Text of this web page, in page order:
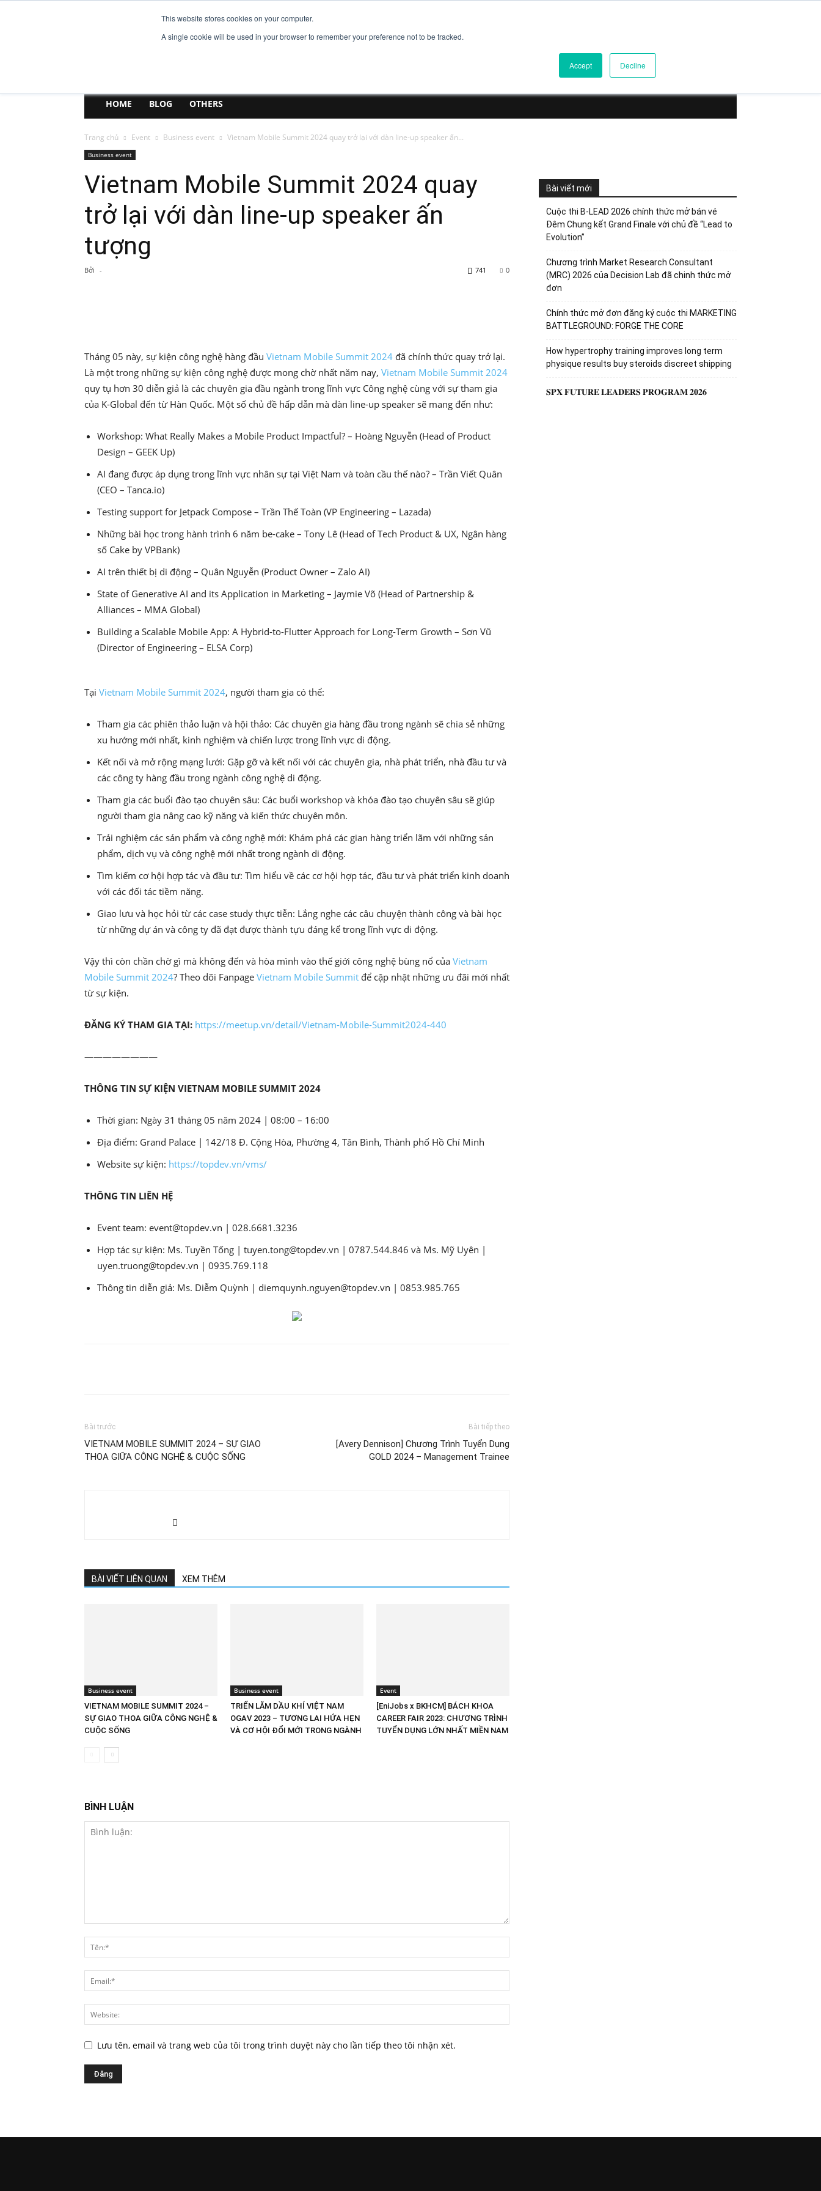
This website stores cookies on your computer.
A single cookie will be used in your browser to remember your preference not to be tracked.
Accept Decline
HOME BLOG OTHERS
Trang chủ Event Business event Vietnam Mobile Summit 2024 quay trở lại với dàn line-up speaker ấn...
Business event
Vietnam Mobile Summit 2024 quay
trở lại với dàn line-up speaker ấn
tượng
Bởi - 0
741
Tháng 05 này, sự kiện công nghệ hàng đầu Vietnam Mobile Summit 2024 đã chính thức quay trở lại.
Là một trong những sự kiện công nghệ được mong chờ nhất năm nay, Vietnam Mobile Summit 2024
quy tụ hơn 30 diễn giả là các chuyên gia đầu ngành trong lĩnh vực Công nghệ cùng với sự tham gia
của K-Global đến từ Hàn Quốc. Một số chủ đề hấp dẫn mà dàn line-up speaker sẽ mang đến như:
Workshop: What Really Makes a Mobile Product Impactful? – Hoàng Nguyễn (Head of Product
Design – GEEK Up)
AI đang được áp dụng trong lĩnh vực nhân sự tại Việt Nam và toàn cầu thế nào? – Trần Viết Quân
(CEO – Tanca.io)
Testing support for Jetpack Compose – Trần Thế Toàn (VP Engineering – Lazada)
Những bài học trong hành trình 6 năm be-cake – Tony Lê (Head of Tech Product & UX, Ngân hàng
số Cake by VPBank)
AI trên thiết bị di động – Quân Nguyễn (Product Owner – Zalo AI)
State of Generative AI and its Application in Marketing – Jaymie Võ (Head of Partnership &
Alliances – MMA Global)
Building a Scalable Mobile App: A Hybrid-to-Flutter Approach for Long-Term Growth – Sơn Vũ
(Director of Engineering – ELSA Corp)
Tại Vietnam Mobile Summit 2024, người tham gia có thể:
Tham gia các phiên thảo luận và hội thảo: Các chuyên gia hàng đầu trong ngành sẽ chia sẻ những
xu hướng mới nhất, kinh nghiệm và chiến lược trong lĩnh vực di động.
Kết nối và mở rộng mạng lưới: Gặp gỡ và kết nối với các chuyên gia, nhà phát triển, nhà đầu tư và
các công ty hàng đầu trong ngành công nghệ di động.
Tham gia các buổi đào tạo chuyên sâu: Các buổi workshop và khóa đào tạo chuyên sâu sẽ giúp
người tham gia nâng cao kỹ năng và kiến thức chuyên môn.
Trải nghiệm các sản phẩm và công nghệ mới: Khám phá các gian hàng triển lãm với những sản
phẩm, dịch vụ và công nghệ mới nhất trong ngành di động.
Tìm kiếm cơ hội hợp tác và đầu tư: Tìm hiểu về các cơ hội hợp tác, đầu tư và phát triển kinh doanh
với các đối tác tiềm năng.
Giao lưu và học hỏi từ các case study thực tiễn: Lắng nghe các câu chuyện thành công và bài học
từ những dự án và công ty đã đạt được thành tựu đáng kể trong lĩnh vực di động.
Vậy thì còn chần chờ gì mà không đến và hòa mình vào thế giới công nghệ bùng nổ của Vietnam
Mobile Summit 2024? Theo dõi Fanpage Vietnam Mobile Summit để cập nhật những ưu đãi mới nhất
từ sự kiện.
ĐĂNG KÝ THAM GIA TẠI: https://meetup.vn/detail/Vietnam-Mobile-Summit2024-440
————————
THÔNG TIN SỰ KIỆN VIETNAM MOBILE SUMMIT 2024
Thời gian: Ngày 31 tháng 05 năm 2024 | 08:00 – 16:00
Địa điểm: Grand Palace | 142/18 Đ. Cộng Hòa, Phường 4, Tân Bình, Thành phố Hồ Chí Minh
Website sự kiện: https://topdev.vn/vms/
THÔNG TIN LIÊN HỆ
Event team: event@topdev.vn | 028.6681.3236
Hợp tác sự kiện: Ms. Tuyền Tống | tuyen.tong@topdev.vn | 0787.544.846 và Ms. Mỹ Uyên |
uyen.truong@topdev.vn | 0935.769.118
Thông tin diễn giả: Ms. Diễm Quỳnh | diemquynh.nguyen@topdev.vn | 0853.985.765
Bài trước
VIETNAM MOBILE SUMMIT 2024 – SỰ GIAO
THOA GIỮA CÔNG NGHỆ & CUỘC SỐNG
Bài tiếp theo
[Avery Dennison] Chương Trình Tuyển Dụng
GOLD 2024 – Management Trainee
BÀI VIẾT LIÊN QUAN XEM THÊM
Business event
VIETNAM MOBILE SUMMIT 2024 –
SỰ GIAO THOA GIỮA CÔNG NGHỆ &
CUỘC SỐNG
Business event
TRIỂN LÃM DẦU KHÍ VIỆT NAM
OGAV 2023 – TƯƠNG LAI HỨA HẸN
VÀ CƠ HỘI ĐỔI MỚI TRONG NGÀNH
Event
[EniJobs x BKHCM] BÁCH KHOA
CAREER FAIR 2023: CHƯƠNG TRÌNH
TUYỂN DỤNG LỚN NHẤT MIỀN NAM
BÌNH LUẬN
Lưu tên, email và trang web của tôi trong trình duyệt này cho lần tiếp theo tôi nhận xét.
Bài viết mới
Cuộc thi B-LEAD 2026 chính thức mở bán vé
Đêm Chung kết Grand Finale với chủ đề “Lead to
Evolution”
Chương trình Market Research Consultant
(MRC) 2026 của Decision Lab đã chinh thức mở
đơn
Chính thức mở đơn đăng ký cuộc thi MARKETING
BATTLEGROUND: FORGE THE CORE
How hypertrophy training improves long term
physique results buy steroids discreet shipping
𝐒𝐏𝐗 𝐅𝐔𝐓𝐔𝐑𝐄 𝐋𝐄𝐀𝐃𝐄𝐑𝐒 𝐏𝐑𝐎𝐆𝐑𝐀𝐌 𝟐𝟎𝟐𝟔